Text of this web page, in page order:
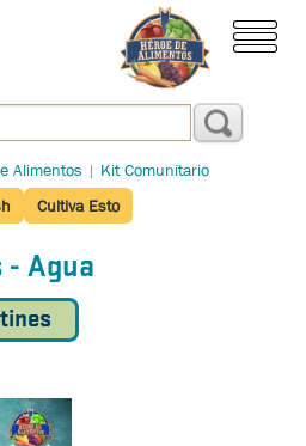
Alimentos | Kit Comunitario
Cultiva Esto
- Agua